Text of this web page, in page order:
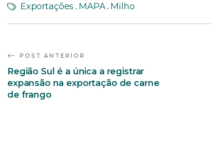
Exportações , MAPA , Milho
POST ANTERIOR
Região Sul é a única a registrar
expansão na exportação de carne
de frango